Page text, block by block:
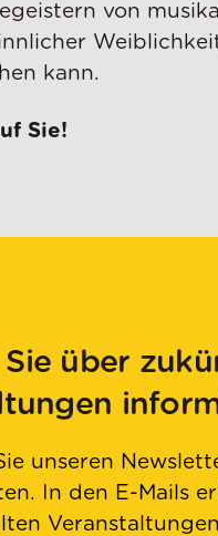
von
kann.
Sie!
Sie über
unseren
In den E-Mails